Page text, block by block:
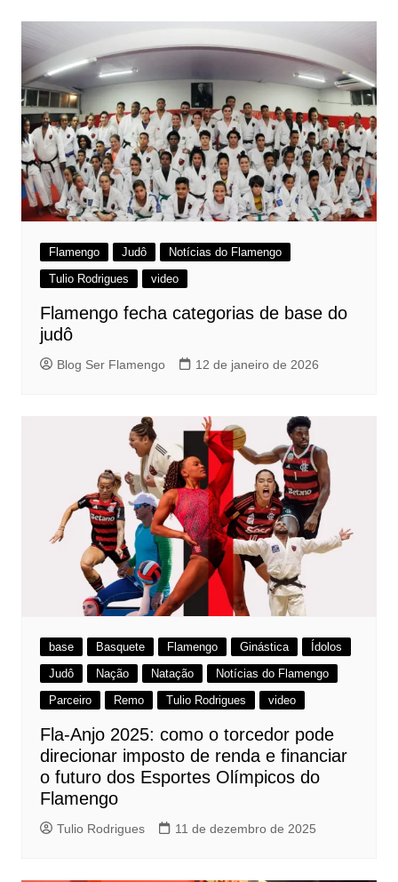
Flamengo Judô
Notícias do Flamengo
Tulio Rodrigues
video
Flamengo fecha categorias de base do
judô
Blog Ser Flamengo 12 de janeiro de 2026
base Basquete Flamengo Ginástica
Ídolos
Judô
Nação Natação
Notícias do Flamengo
Parceiro
Remo Tulio Rodrigues video
Fla-Anjo 2025: como o torcedor pode
direcionar imposto de renda e financiar
o futuro dos Esportes Olímpicos do
Flamengo
Tulio Rodrigues 11 de dezembro de 2025